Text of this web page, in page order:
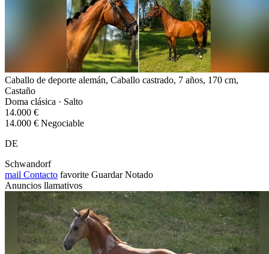
Caballo de deporte alemán, Caballo castrado, 7 años, 170 cm,
Castaño
Doma clásica · Salto
14.000 €
14.000 € Negociable
DE
Schwandorf
mail Contacto favorite Guardar Notado
Anuncios llamativos